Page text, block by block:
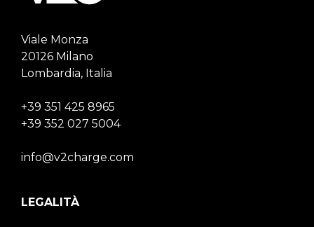
Viale Monza
20126 Milano
Lombardia, Italia
+39 351 425 8965
+39 352 027 5004
info@v2charge.com
LEGALITÀ